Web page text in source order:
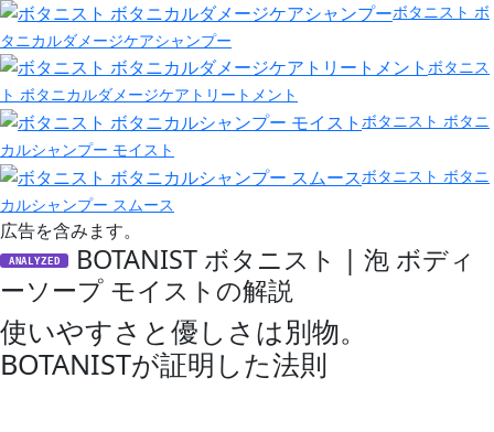
ボタニスト ボ
タニカルダメージケアシャンプー
ボタニス
ト ボタニカルダメージケアトリートメント
ボタニスト ボタニ
カルシャンプー モイスト
ボタニスト ボタニ
カルシャンプー スムース
広告を含みます。
ANALYZED
BOTANIST ボタニスト | 泡 ボディ
ーソープ モイストの解説
使いやすさと優しさは別物。
BOTANISTが証明した法則